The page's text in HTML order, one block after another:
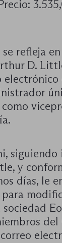
refleja
D.
y
días, le